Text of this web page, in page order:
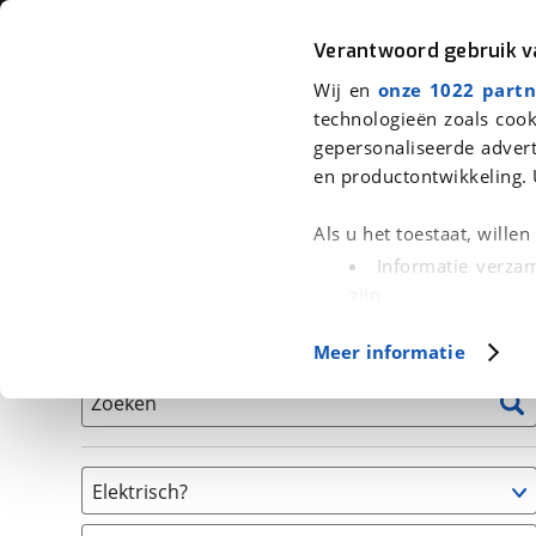
Verantwoord gebruik
Wij en onze 1022
technologieën zoals
gepersonaliseerde
en productontwikkeling.
Als u het toestaat, willen
Informatie
(fingerprinting)
in. U
Cookieverklaring.
Met cookies en
Functionele cookies
Meer informatie
Auto Fiets Motor
We hebben 0 fietsen voor je
Zoeken
Elektrisch?
Niet elektrisch (0)